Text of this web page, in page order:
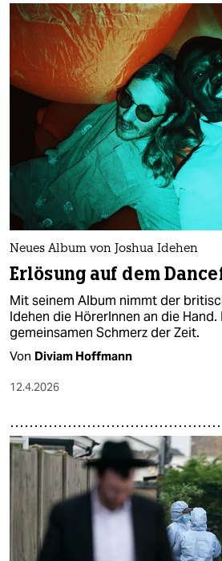
Neues Album von Joshua Idehen
Erlösung auf dem
Mit seinem Album nimmt der
Idehen die HörerInnen an die
gemeinsamen Schmerz der Zeit.
Von Diviam Hoffmann
12.4.2026